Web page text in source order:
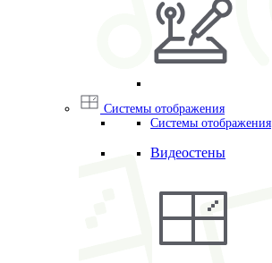
Системы отображения
Системы отображения
Видеостены